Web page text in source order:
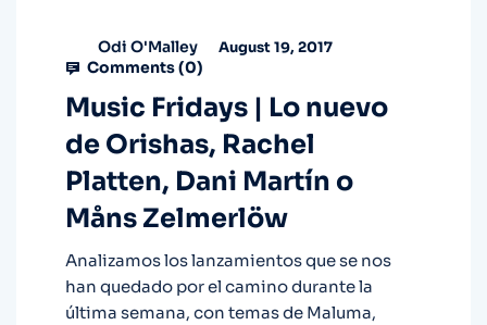
Odi O'Malley August 19, 2017
Comments (0)
Music Fridays | Lo nuevo
de Orishas, Rachel
Platten, Dani Martín o
Måns Zelmerlöw
Analizamos los lanzamientos que se nos
han quedado por el camino durante la
última semana, con temas de Maluma,